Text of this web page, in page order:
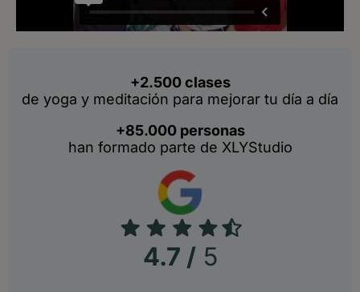
+2.500 clases
de yoga y meditación para mejorar tu día a día
+85.000 personas
han formado parte de XLYStudio
4.7 /5